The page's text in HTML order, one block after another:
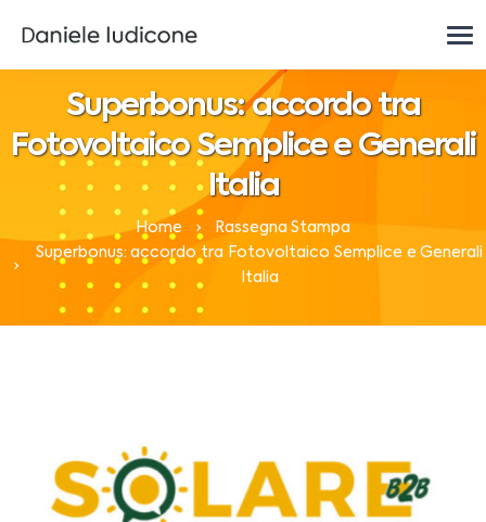
Superbonus: accordo tra
Fotovoltaico Semplice e Generali
Italia
Home
Rassegna Stampa
Superbonus: accordo tra Fotovoltaico Semplice e Generali
Italia